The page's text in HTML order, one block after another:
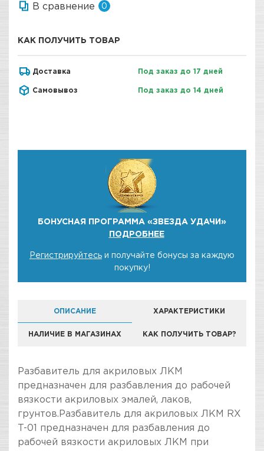
В сравнение 0
КАК ПОЛУЧИТЬ ТОВАР
Доставка Под заказ до 17 дней
Самовывоз Под заказ до 14 дней
БОНУСНАЯ ПРОГРАММА «ЗВЕЗДА УДАЧИ»
ПОДРОБНЕЕ
Регистрируйтесь и получайте бонусы за каждую
покупку!
ОПИСАНИЕ ХАРАКТЕРИСТИКИ
НАЛИЧИЕ В МАГАЗИНАХ КАК ПОЛУЧИТЬ ТОВАР?
Разбавитель для акриловых ЛКМ
предназначен для разбавления до рабочей
вязкости акриловых эмалей, лаков,
грунтов.Разбавитель для акриловых ЛКМ RX
T-01 предназначен для разбавления до
рабочей вязкости акриловых ЛКМ при